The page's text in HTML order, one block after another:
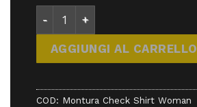
AGGIUNGI AL CARRELLO
COD: Montura Check Shirt Woman